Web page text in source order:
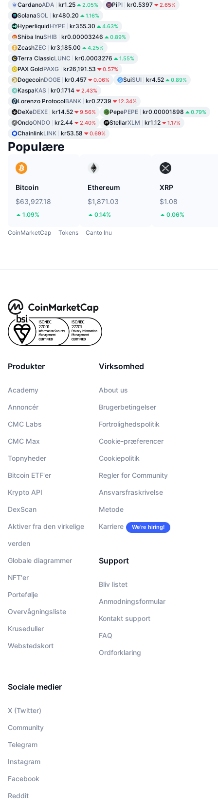
CardanoADA kr1.25 2.05% PiPI kr0.5397 2.65%
SolanaSOL kr480.20 1.16%
HyperliquidHYPE kr355.30 4.63%
Shiba InuSHIB kr0.00003246 0.89%
ZcashZEC kr3,185.00 4.25%
Terra ClassicLUNC kr0.0003276 1.55%
PAX GoldPAXG kr26,191.53 0.57%
DogecoinDOGE kr0.457 0.06% SuiSUI kr4.52 0.89%
KaspaKAS kr0.1714 2.43%
Lorenzo ProtocolBANK kr0.2739 12.34%
DeXeDEXE kr14.52 9.56% PepePEPE kr0.00001898 0.79%
OndoONDO kr2.44 2.40% StellarXLM kr1.12 1.17%
ChainlinkLINK kr53.58 0.69%
Populære
Bitcoin
$63,927.18
1.09%
Ethereum
$1,871.03
0.14%
XRP
$1.08
0.06%
CoinMarketCap Tokens Canto Inu
Produkter
Academy
Annoncér
CMC Labs
CMC Max
Topnyheder
Bitcoin ETF'er
Krypto API
DexScan
Aktiver fra den virkelige
verden
Globale diagrammer
NFT'er
Portefølje
Overvågningsliste
Kruseduller
Webstedskort
Virksomhed
About us
Brugerbetingelser
Fortrolighedspolitik
Cookie-præferencer
Cookiepolitik
Regler for Community
Ansvarsfraskrivelse
Metode
Karriere We’re hiring!
Support
Bliv listet
Anmodningsformular
Kontakt support
FAQ
Ordforklaring
Sociale medier
X (Twitter)
Community
Telegram
Instagram
Facebook
Reddit